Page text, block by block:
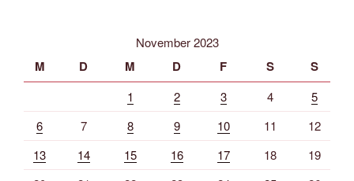
November 2023
M D M D F S S
1 2 3 4
5
6
7 8 9 10 11
12
13
14 15 16 17 18
19